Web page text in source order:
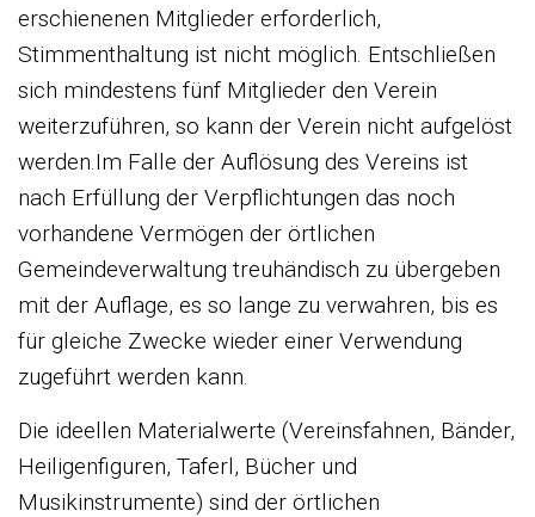
erschienenen Mitglieder erforderlich,
Stimmenthaltung ist nicht möglich. Entschließen
sich mindestens fünf Mitglieder den Verein
weiterzuführen, so kann der Verein nicht aufgelöst
werden.Im Falle der Auflösung des Vereins ist
nach Erfüllung der Verpflichtungen das noch
vorhandene Vermögen der örtlichen
Gemeindeverwaltung treuhändisch zu übergeben
mit der Auflage, es so lange zu verwahren, bis es
für gleiche Zwecke wieder einer Verwendung
zugeführt werden kann.
Die ideellen Materialwerte (Vereinsfahnen, Bänder,
Heiligenfiguren, Taferl, Bücher und
Musikinstrumente) sind der örtlichen